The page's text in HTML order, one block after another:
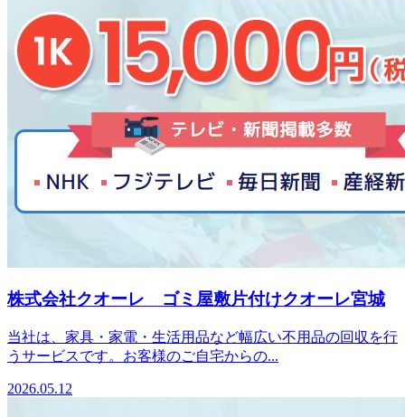
株式会社クオーレ ゴミ屋敷片付けクオーレ宮城
当社は、家具・家電・生活用品など幅広い不用品の回収を行
うサービスです。お客様のご自宅からの...
2026.05.12